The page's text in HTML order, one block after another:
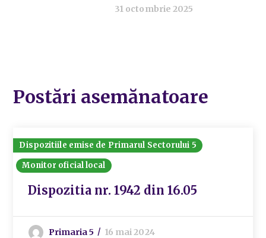
31 octombrie 2025
Postări asemănatoare
Dispozitiile emise de Primarul Sectorului 5
Monitor oficial local
Dispozitia nr. 1942 din 16.05
Primaria 5 16 mai 2024